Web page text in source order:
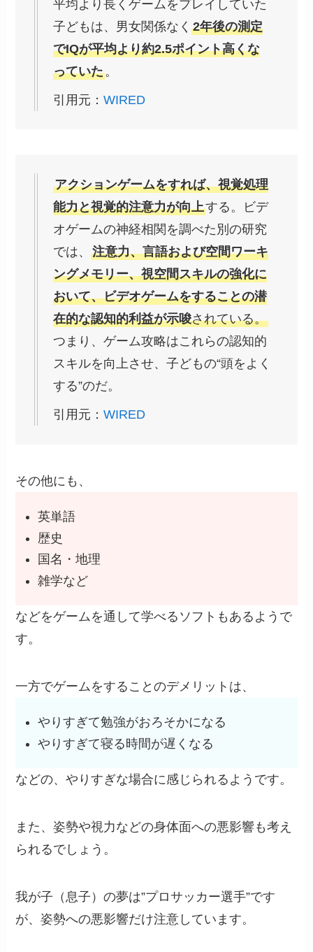
平均より長くゲームをプレイしていた
子どもは、男女関係なく2年後の測定
でIQが平均より約2.5ポイント高くな
っていた。
引用元：WIRED
アクションゲームをすれば、視覚処理
能力と視覚的注意力が向上する。ビデ
オゲームの神経相関を調べた別の研究
では、注意力、言語および空間ワーキ
ングメモリー、視空間スキルの強化に
おいて、ビデオゲームをすることの潜
在的な認知的利益が示唆されている。
つまり、ゲーム攻略はこれらの認知的
スキルを向上させ、子どもの“頭をよく
する”のだ。
引用元：WIRED
その他にも、
英単語
歴史
国名・地理
雑学など
などをゲームを通して学べるソフトもあるようで
す。
一方でゲームをすることのデメリットは、
やりすぎて勉強がおろそかになる
やりすぎて寝る時間が遅くなる
などの、やりすぎな場合に感じられるようです。
また、姿勢や視力などの身体面への悪影響も考え
られるでしょう。
我が子（息子）の夢は”プロサッカー選手”です
が、姿勢への悪影響だけ注意しています。